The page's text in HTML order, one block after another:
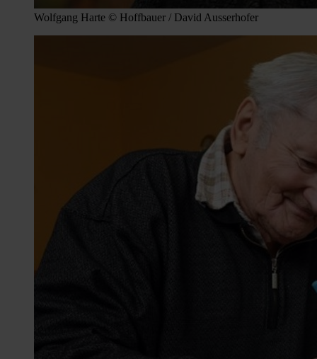
Wolfgang Harte © Hoffbauer / David Ausserhofer